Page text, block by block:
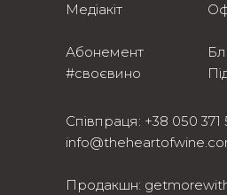
Медіакіт
Абонемент
#своєвино
Співпраця: +38 050 371
Продакшн: